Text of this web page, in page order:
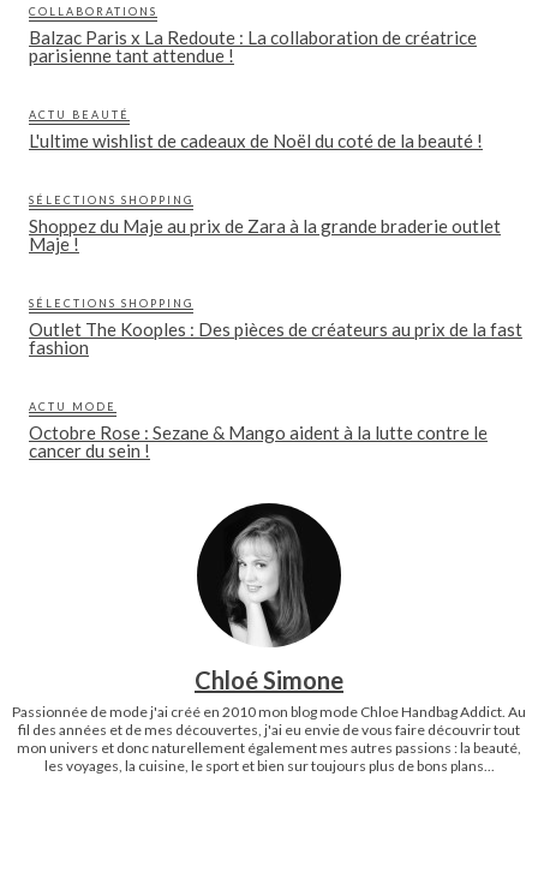
COLLABORATIONS
Balzac Paris x La Redoute : La collaboration de créatrice
parisienne tant attendue !
ACTU BEAUTÉ
L'ultime wishlist de cadeaux de Noël du coté de la beauté !
SÉLECTIONS SHOPPING
Shoppez du Maje au prix de Zara à la grande braderie outlet
Maje !
SÉLECTIONS SHOPPING
Outlet The Kooples : Des pièces de créateurs au prix de la fast
fashion
ACTU MODE
Octobre Rose : Sezane & Mango aident à la lutte contre le
cancer du sein !
Chloé Simone
Passionnée de mode j'ai créé en 2010 mon blog mode Chloe Handbag Addict. Au
fil des années et de mes découvertes, j'ai eu envie de vous faire découvrir tout
mon univers et donc naturellement également mes autres passions : la beauté,
les voyages, la cuisine, le sport et bien sur toujours plus de bons plans...